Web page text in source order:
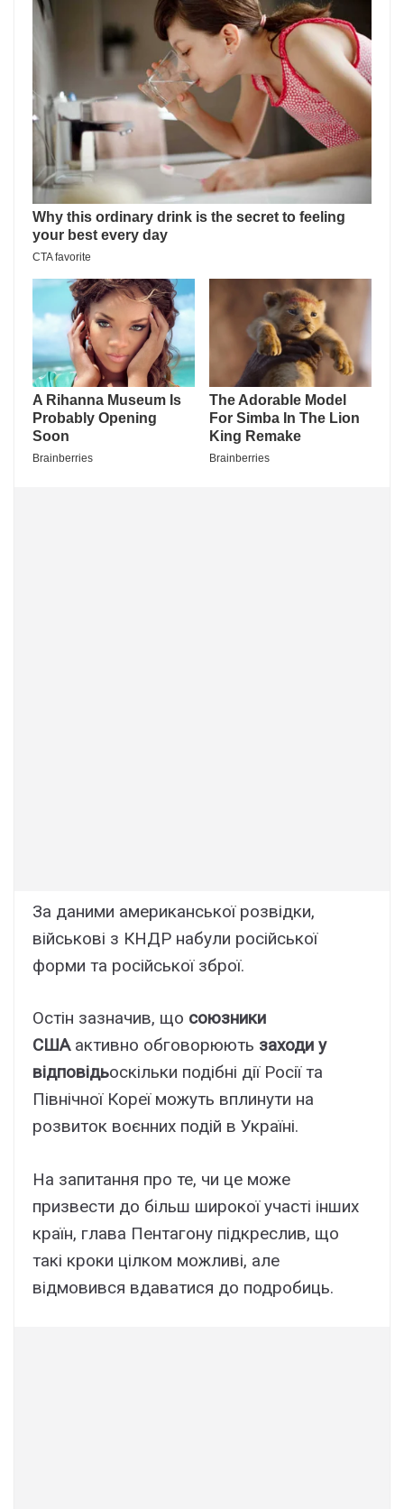
За даними американської розвідки,
військові з КНДР набули російської
форми та російської зброї.
Остін зазначив, що союзники
СШАактивно обговорюють заходи у
відповідьоскільки подібні дії Росії та
Північної Кореї можуть вплинути на
розвиток воєнних подій в Україні.
На запитання про те, чи це може
призвести до більш широкої участі інших
країн, глава Пентагону підкреслив, що
такі кроки цілком можливі, але
відмовився вдаватися до подробиць.